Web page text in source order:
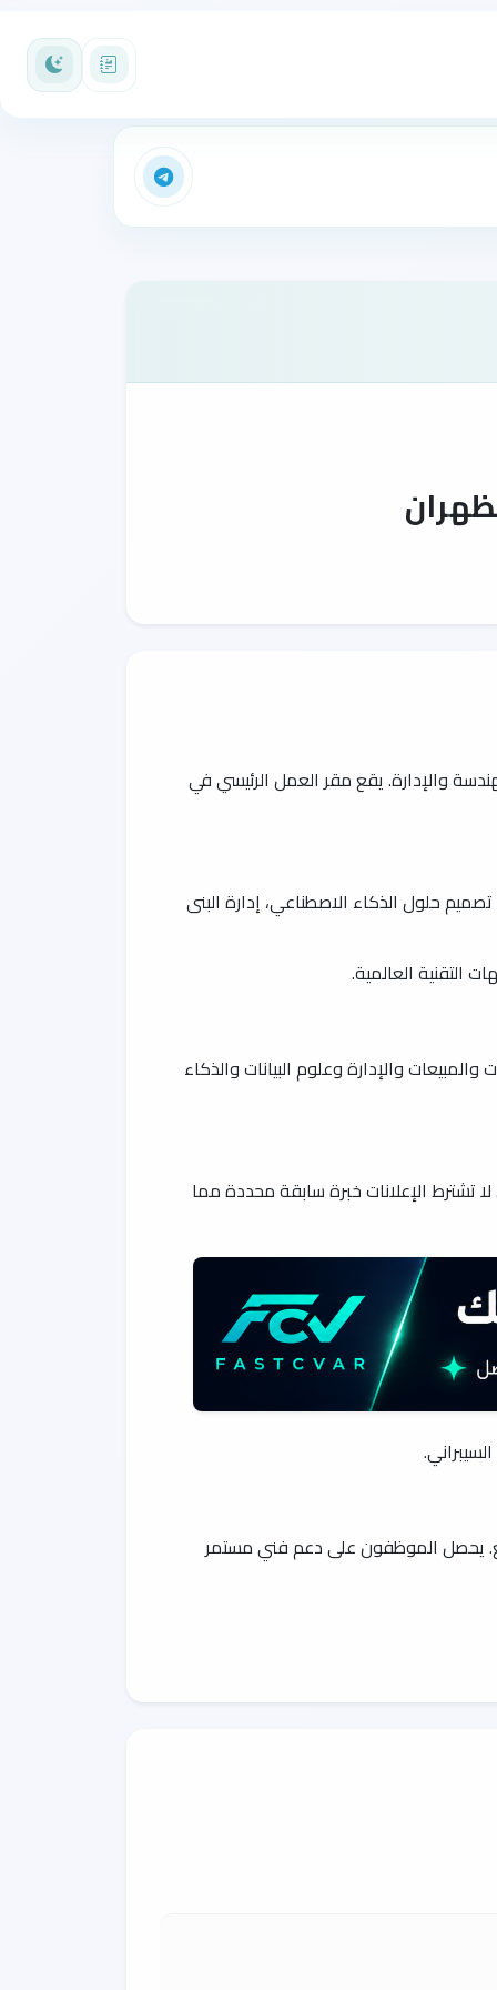
والإدارة. يقع مقر العمل الرئيسي في
تصميم حلول الذكاء الاصطناعي، إدارة البنى
التقنية العالمية.
والإدارة وعلوم البيانات والذكاء
تشترط الإعلانات خبرة سابقة محددة مما
يحصل الموظفون على دعم فني مستمر